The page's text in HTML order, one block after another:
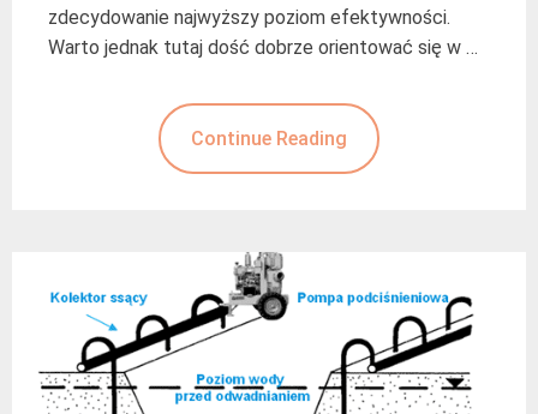
zdecydowanie najwyższy poziom efektywności.
Warto jednak tutaj dość dobrze orientować się w …
Continue Reading